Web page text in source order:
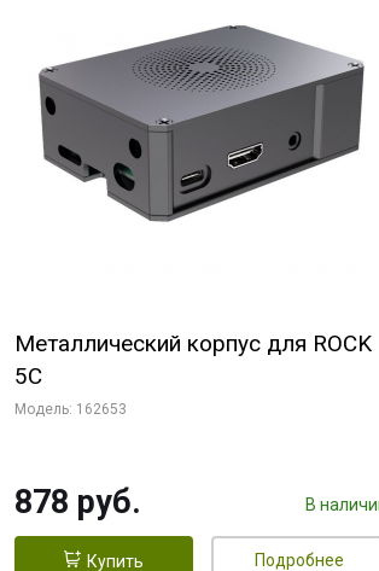
Металлический корпус для ROCK
5C
Модель: 162653
878 руб. В
Купить Подробнее